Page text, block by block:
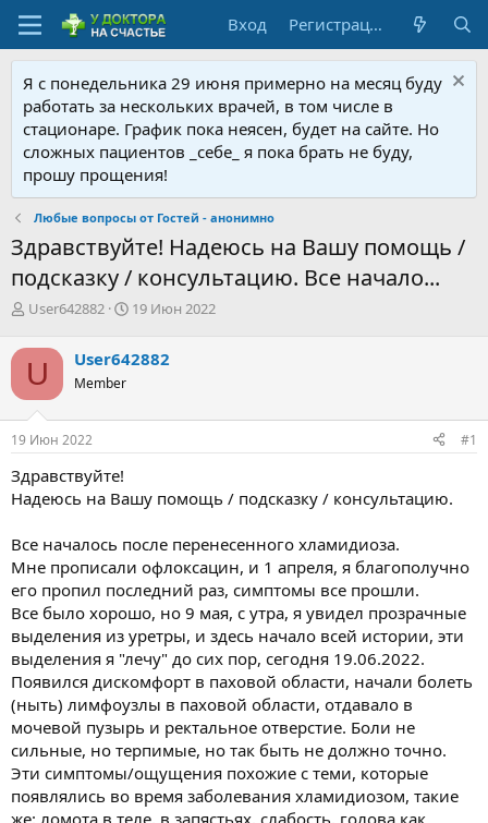
Вход Регистрация
Я с понедельника 29 июня примерно на месяц буду
работать за нескольких врачей, в том числе в
стационаре. График пока неясен, будет на сайте. Но
сложных пациентов _себе_ я пока брать не буду,
прошу прощения!
Любые вопросы от Гостей - анонимно
Здравствуйте! Надеюсь на Вашу помощь /
подсказку / консультацию. Все начало...
А
т
о
р
т
е
м
User642882
Д
а
ч
19 Июн 2022
U User642882
Member
19 Июн 2022 #1
Здравствуйте!
Надеюсь на Вашу помощь / подсказку / консультацию.
Все началось после перенесенного хламидиоза.
Мне прописали офлоксацин, и 1 апреля, я благополучно
его пропил последний раз, симптомы все прошли.
Все было хорошо, но 9 мая, с утра, я увидел прозрачные
выделения из уретры, и здесь начало всей истории, эти
выделения я "лечу" до сих пор, сегодня 19.06.2022.
Появился дискомфорт в паховой области, начали болеть
(ныть) лимфоузлы в паховой области, отдавало в
мочевой пузырь и ректальное отверстие. Боли не
сильные, но терпимые, но так быть не должно точно.
Эти симптомы/ощущения похожие с теми, которые
появлялись во время заболевания хламидиозом, такие
же: ломота в теле, в запястьях, слабость, голова как